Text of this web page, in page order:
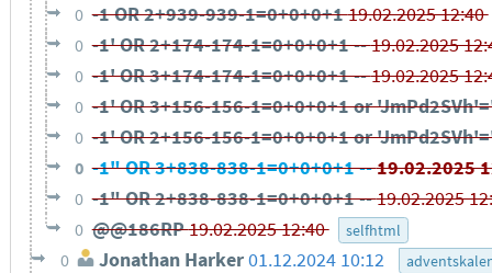
0 -1 OR 2+939-939-1=0+0+0+119.02.2025 12:40
0 -1' OR 2+174-174-1=0+0+0+1 --19.02.2025
0 -1' OR 3+174-174-1=0+0+0+1 --19.02.2025
0 -1' OR 3+156-156-1=0+0+0+1 or
0 -1' OR 2+156-156-1=0+0+0+1 or
0 -1" OR 3+838-838-1=0+0+0+1 --19.02.2025
0 -1" OR 2+838-838-1=0+0+0+1 --19.02.2025
0 @@186RP19.02.2025 12:40 selfhtml
0 Jonathan Harker01.12.2024 10:12